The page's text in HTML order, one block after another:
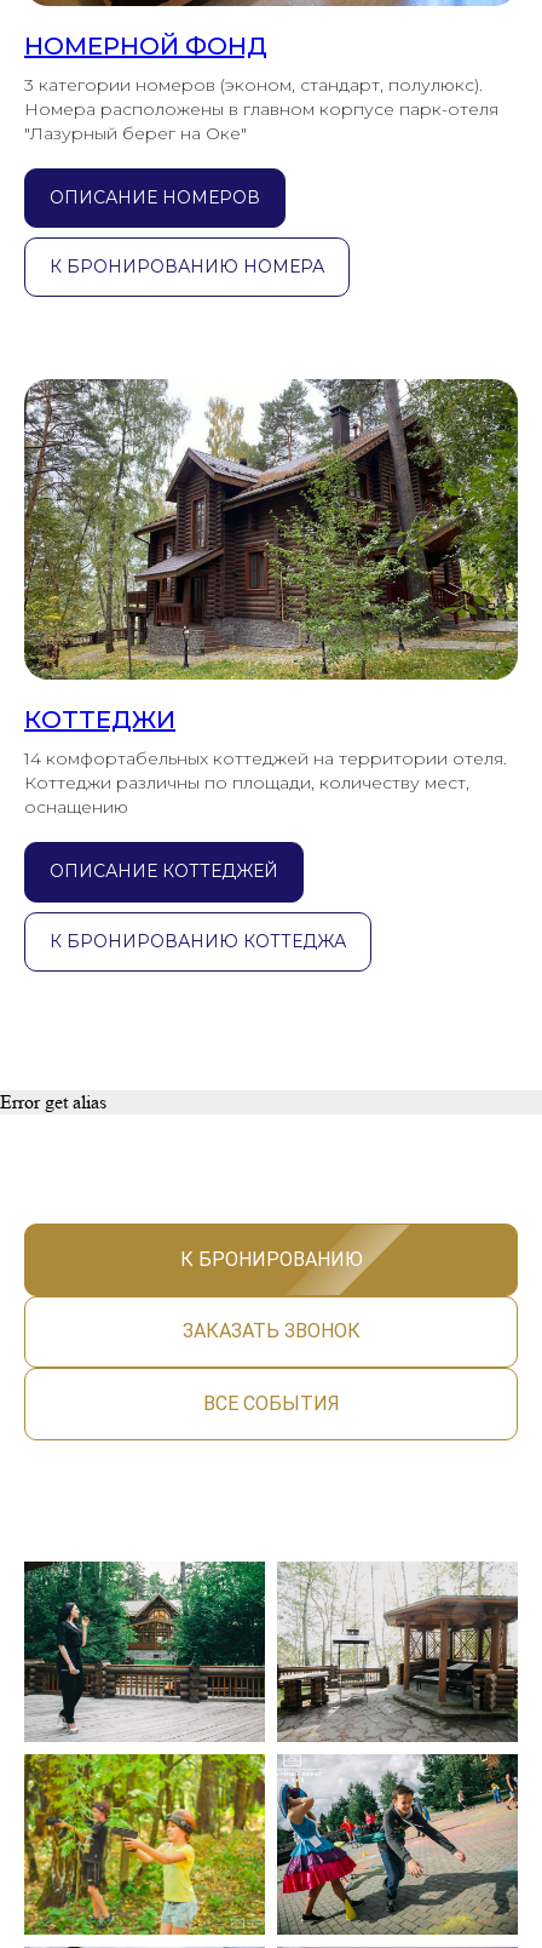
НОМЕРНОЙ ФОНД
3 категории номеров (эконом, стандарт, полулюкс).
Номера расположены в главном корпусе парк-отеля
"Лазурный берег на Оке"
ОПИСАНИЕ НОМЕРОВ
К БРОНИРОВАНИЮ НОМЕРА
КОТТЕДЖИ
14 комфортабельных коттеджей на территории отеля.
Коттеджи различны по площади, количеству мест,
оснащению
ОПИСАНИЕ КОТТЕДЖЕЙ
К БРОНИРОВАНИЮ КОТТЕДЖА
Error get alias
К БРОНИРОВАНИЮ
ЗАКАЗАТЬ ЗВОНОК
ВСЕ СОБЫТИЯ